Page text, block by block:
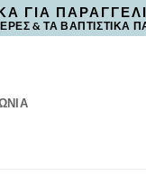
ΓΙΑ
& ΤΑ ΒΑΠΤΙΣΤΙΚΑ